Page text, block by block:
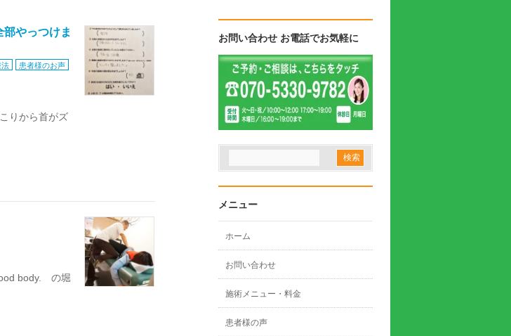
やっつけま
法
患者様のお声
りから首がズ
body. の堀
お問い合わせ お電話でお気軽に
メニュー
ホーム
お問い合わせ
施術メニュー・料金
患者様の声